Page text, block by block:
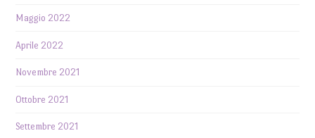
Maggio 2022
Aprile 2022
Novembre 2021
Ottobre 2021
Settembre 2021